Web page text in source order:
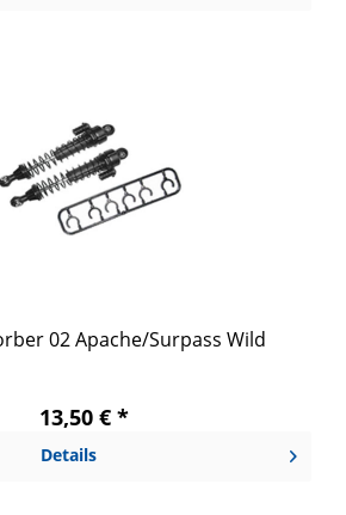
02 Apache/Surpass Wild
13,50 € *
Details